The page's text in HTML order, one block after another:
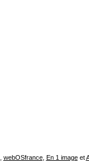
webOSfrance, En 1 imageet